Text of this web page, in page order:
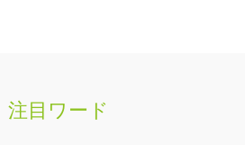
注目ワード